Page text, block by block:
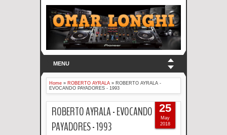
MENU
Home » ROBERTO AYRALA » ROBERTO AYRALA -
EVOCANDO PAYADORES - 1993
ROBERTO AYRALA - EVOCANDO
PAYADORES - 1993
25
May
2018